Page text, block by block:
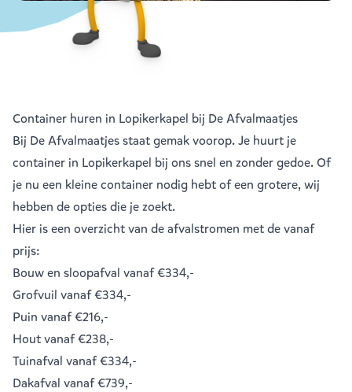
Container huren in Lopikerkapel bij De Afvalmaatjes
Bij De Afvalmaatjes staat gemak voorop. Je huurt je
container in Lopikerkapel bij ons snel en zonder gedoe. Of
je nu een kleine container nodig hebt of een grotere, wij
hebben de opties die je zoekt.
Hier is een overzicht van de afvalstromen met de vanaf
prijs:
Bouw en sloopafval vanaf €334,-
Grofvuil vanaf €334,-
Puin vanaf €216,-
Houtvanaf €238,-
Tuinafval vanaf €334,-
Dakafval vanaf €739,-